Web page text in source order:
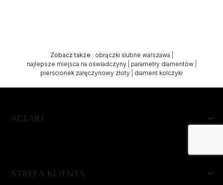
Zobacz także : obrączki ślubne warszawa
najlepsze miejsca na oświadczyny| parametry diamentów|
pierścionek zaręczynowy złoty
diament kolczyki
ACLARI
STREFA KLIENTA